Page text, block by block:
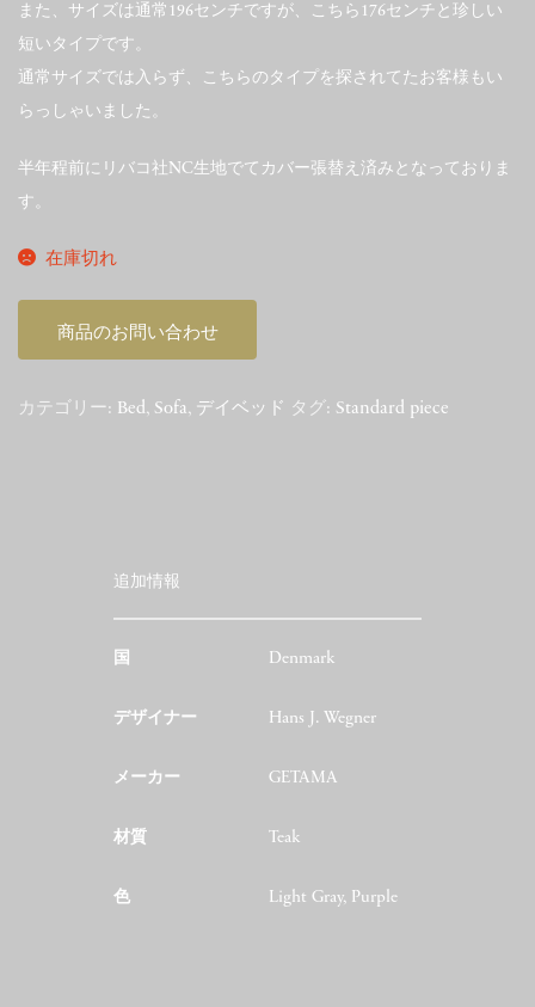
また、サイズは通常196センチですが、こちら176センチと珍しい
短いタイプです。
通常サイズでは入らず、こちらのタイプを探されてたお客様もい
らっしゃいました。
半年程前にリバコ社NC生地でてカバー張替え済みとなっておりま
す。
在庫切れ
商品のお問い合わせ
カテゴリー: Bed, Sofa, デイベッド タグ: Standard piece
追加情報
国 Denmark
デザイナー Hans J. Wegner
メーカー GETAMA
材質 Teak
色 Light Gray, Purple